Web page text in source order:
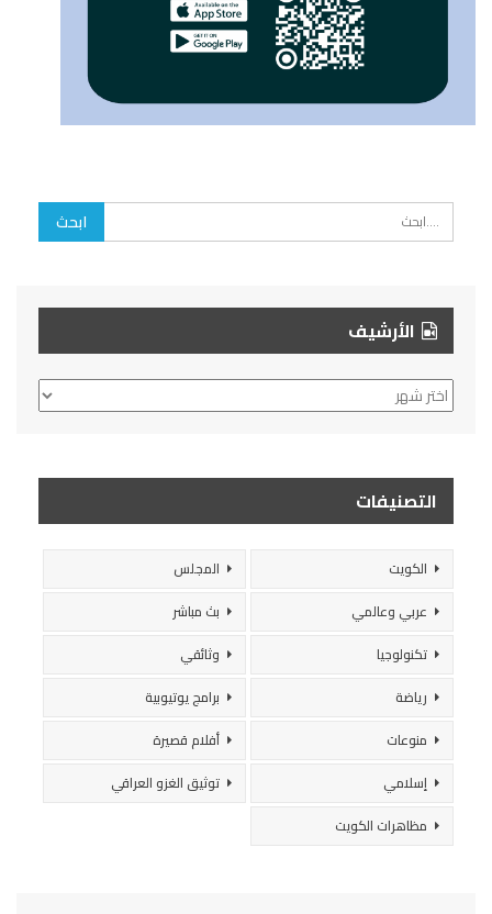
الأرشيف
الأرشيف
التصنيفات
الكويت
المجلس
عربي وعالمي
بث مباشر
تكنولوجيا
وثائقي
رياضة
برامج يوتيوبية
منوعات
أفلام قصيرة
إسلامي
توثيق الغزو العراقي
مظاهرات الكويت